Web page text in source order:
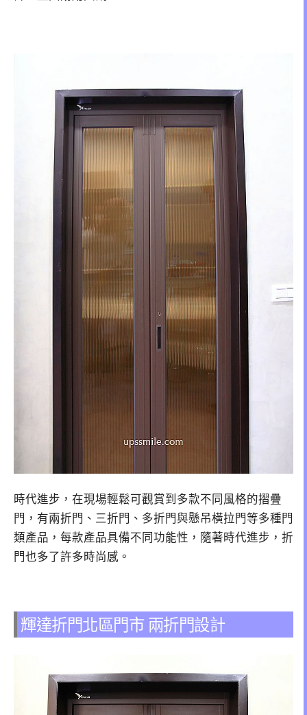
時代進步，在現場輕鬆可觀賞到多款不同風格的摺疊
門，有兩折門、三折門、多折門與懸吊橫拉門等多種門
類產品，每款產品具備不同功能性，隨著時代進步，折
門也多了許多時尚感。
輝達折門北區門市 兩折門設計